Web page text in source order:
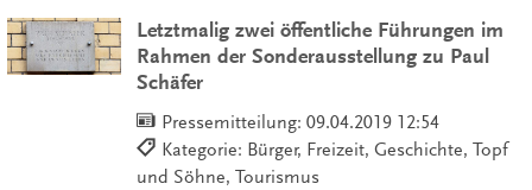
Letztmalig zwei öffentliche Führungen im
Rahmen der Sonderausstellung zu Paul
Schäfer
Pressemitteilung: 09.04.2019 12:54
Kategorie: Bürger, Freizeit, Geschichte, Topf
und Söhne, Tourismus